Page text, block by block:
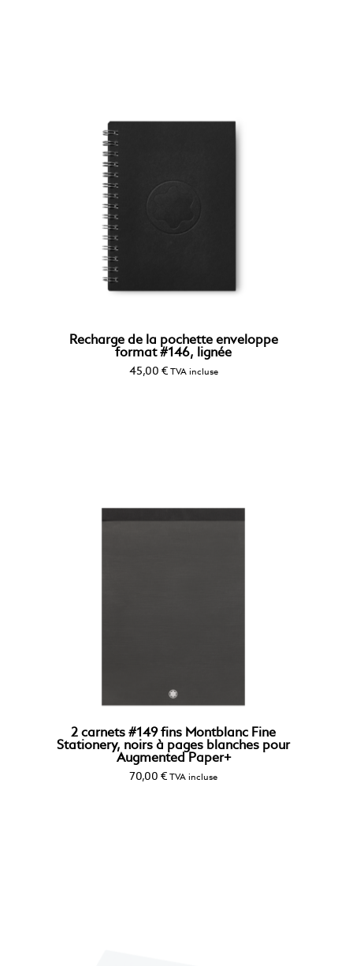
Recharge de la pochette enveloppe
format #146, lignée
45,00 € TVA incluse
2 carnets #149 fins Montblanc Fine
Stationery, noirs à pages blanches pour
Augmented Paper+
70,00 € TVA incluse